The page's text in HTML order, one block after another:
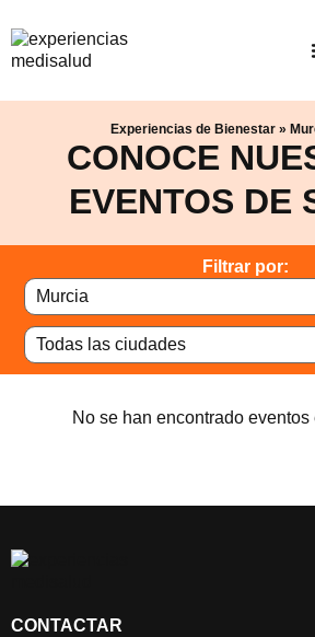
Experiencias de Bienestar»
CONOCE
EVENTOS DE
Filtrar por:
No se han encontrado eventos
CONTACTAR